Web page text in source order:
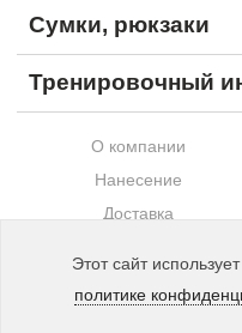
Сумки, рюкзаки
Тренировочный
О компании
Нанесение
Доставка
Этот сайт
политике